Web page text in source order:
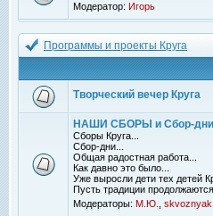
Модератор: Игорь
Программы и проекты Круга
Творческий вечер Круга
НАШИ СБОРЫ и Сбор-дни
Сборы Круга...
Сбор-дни...
Общая радостная работа...
Как давно это было...
Уже выросли дети тех детей
Пусть традиции
Модераторы: М.Ю. skvoznyak